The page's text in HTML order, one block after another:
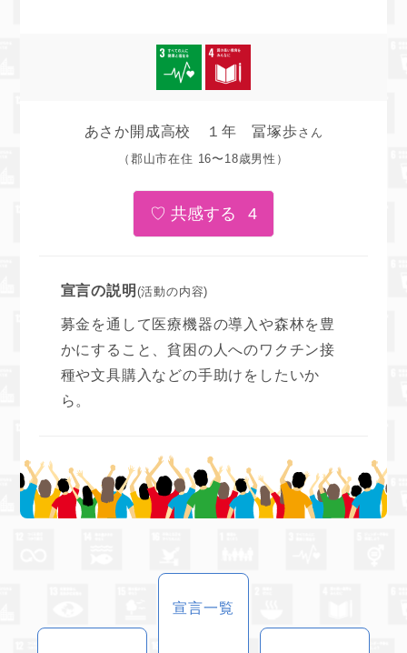
あさか開成高校 １年 冨塚歩さん
（郡山市在住 16〜18歳男性）
4
宣言の説明 (活動の内容)
募金を通して医療機器の導入や森林を豊
かにすること、貧困の人へのワクチン接
種や文具購入などの手助けをしたいか
ら。
宣言一覧